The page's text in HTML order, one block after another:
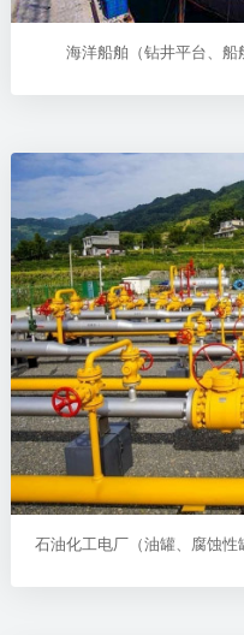
海洋船舶（钻井平台、船
石油化工电厂（油罐、腐蚀性